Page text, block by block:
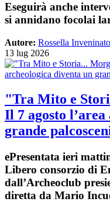
Eseguirà anche
si annidano focolai
Autore: Rossella Inveninato
13 lug 2026
"Tra Mito e
Il 7 agosto
grande
ePresentata ieri
Libero consorzio di
dall’Archeoclub
diretta da Mario